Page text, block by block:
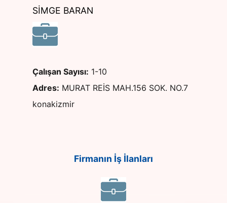
SİMGE BARAN
Çalışan Sayısı: 1-10
Adres: MURAT REİS MAH.156 SOK. NO.7
konakizmir
Firmanın İş İlanları